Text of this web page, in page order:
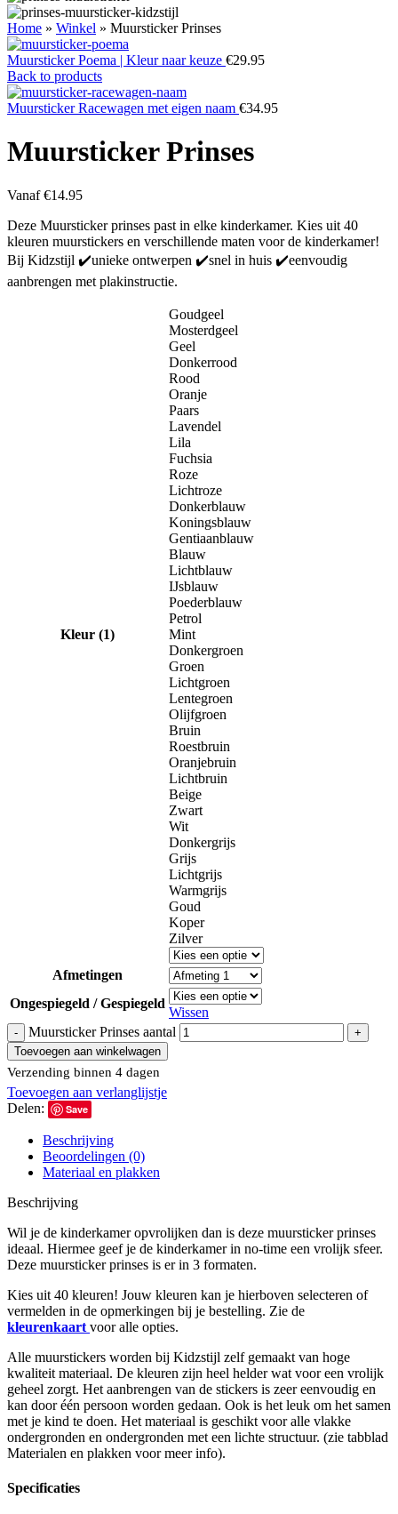
Home » Winkel » Muursticker Prinses
Muursticker Poema | Kleur naar keuze €29.95
Back to products
Muursticker Racewagen met eigen naam €34.95
Muursticker Prinses
Vanaf €14.95
Deze Muursticker prinses past in elke kinderkamer. Kies uit 40
kleuren muurstickers en verschillende maten voor de kinderkamer!
Bij Kidzstijl ✔️unieke ontwerpen ✔️snel in huis ✔️eenvoudig
aanbrengen met plakinstructie.
Kleur (1)
Goudgeel
Mosterdgeel
Geel
Donkerrood
Rood
Oranje
Paars
Lavendel
Lila
Fuchsia
Roze
Lichtroze
Donkerblauw
Koningsblauw
Gentiaanblauw
Blauw
Lichtblauw
IJsblauw
Poederblauw
Petrol
Mint
Donkergroen
Groen
Lichtgroen
Lentegroen
Olijfgroen
Bruin
Roestbruin
Oranjebruin
Lichtbruin
Beige
Zwart
Wit
Donkergrijs
Grijs
Lichtgrijs
Warmgrijs
Goud
Koper
Zilver
Afmetingen
Ongespiegeld / Gespiegeld
Wissen
Muursticker Prinses aantal
Toevoegen aan winkelwagen
Verzending binnen 4 dagen
Toevoegen aan verlanglijstje
Delen:
Save
Beschrijving
Beoordelingen (0)
Materiaal en plakken
Beschrijving
Wil je de kinderkamer opvrolijken dan is deze muursticker prinses
ideaal. Hiermee geef je de kinderkamer in no-time een vrolijk sfeer.
Deze muursticker prinses is er in 3 formaten.
Kies uit 40 kleuren! Jouw kleuren kan je hierboven selecteren of
vermelden in de opmerkingen bij je bestelling. Zie de
kleurenkaart voor alle opties.
Alle muurstickers worden bij Kidzstijl zelf gemaakt van hoge
kwaliteit materiaal. De kleuren zijn heel helder wat voor een vrolijk
geheel zorgt. Het aanbrengen van de stickers is zeer eenvoudig en
kan door één persoon worden gedaan. Ook is het leuk om het samen
met je kind te doen. Het materiaal is geschikt voor alle vlakke
ondergronden en ondergronden met een lichte structuur. (zie tabblad
Materialen en plakken voor meer info).
Specificaties